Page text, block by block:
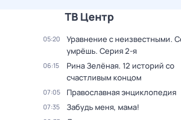
ТВ Центр
05:20
Уравнение с неизвестными.
умрёшь. Серия 2-я
06:15
Рина Зелёная. 12 историй со
счастливым концом
07:05 Православная энциклопедия
07:35 Забудь меня, мама!